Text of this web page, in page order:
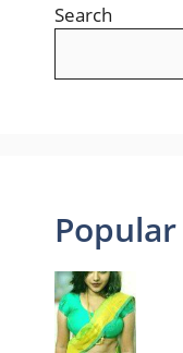
Search